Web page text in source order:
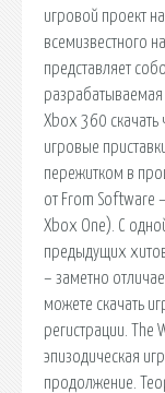
игровой проект
всемизвестного
представляет
разрабатываемая
Xbox 360
игровые
пережитком в
от From Software
Xbox One). С
предыдущих
– заметно
можете скачать
регистрации. The
эпизодическая
продолжение.